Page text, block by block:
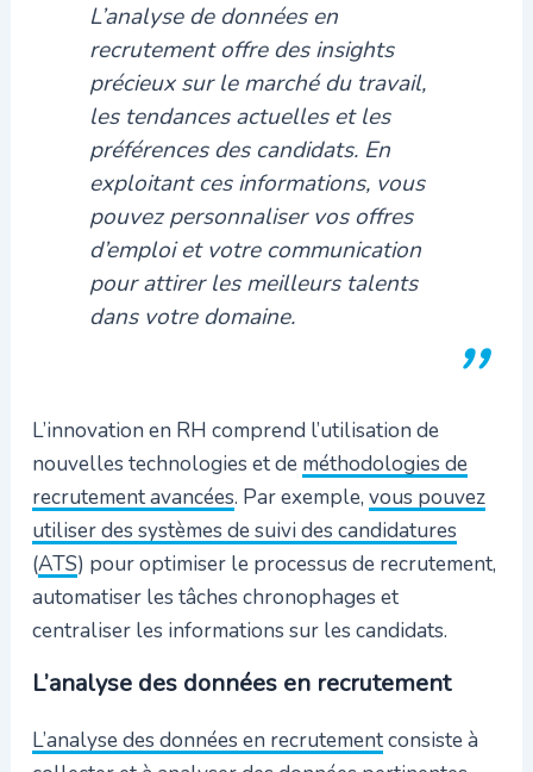
L’analyse de données en
recrutement offre des insights
précieux sur le marché du travail,
les tendances actuelles et les
préférences des candidats. En
exploitant ces informations, vous
pouvez personnaliser vos offres
d’emploi et votre communication
pour attirer les meilleurs talents
dans votre domaine.
L’innovation en RH comprend l’utilisation de
nouvelles technologies et de méthodologies de
recrutement avancées. Par exemple, vous pouvez
utiliser des systèmes de suivi des candidatures
(ATS) pour optimiser le processus de recrutement,
automatiser les tâches chronophages et
centraliser les informations sur les candidats.
L’analyse des données en recrutement
L’analyse des données en recrutementconsiste à